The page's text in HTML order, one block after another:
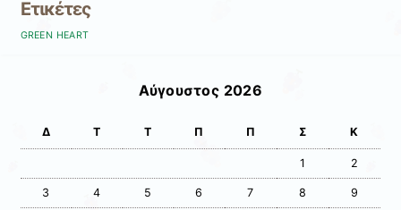
Ετικέτες
GREEN HEART
Αύγουστος 2026
Δ Τ Τ Π Π Σ Κ
1 2
3 4 5 6 7 8 9